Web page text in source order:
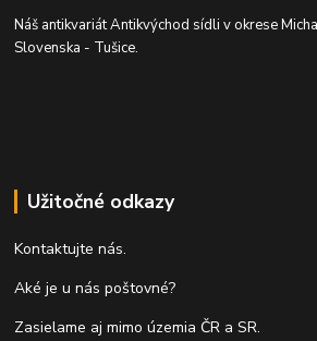
Náš antikvariát Antikvýchod sídli v okrese
Slovenska - Tušice.
Užitočné odkazy
Kontaktujte nás.
Aké je u nás poštovné?
Zasielame aj mimo územia ČR a SR.